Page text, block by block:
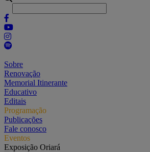
Sobre
Renovação
Memorial Itinerante
Educativo
Editais
Programação
Publicações
Fale conosco
Eventos
Exposição Oriará